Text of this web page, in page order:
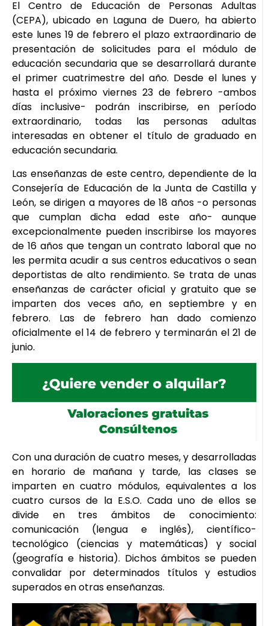
El Centro de Educación de Personas Adultas
(CEPA), ubicado en Laguna de Duero, ha abierto
este lunes 19 de febrero el plazo extraordinario de
presentación de solicitudes para el módulo de
educación secundaria que se desarrollará durante
el primer cuatrimestre del año. Desde el lunes y
hasta el próximo viernes 23 de febrero -ambos
días inclusive- podrán inscribirse, en período
extraordinario, todas las personas adultas
interesadas en obtener el título de graduado en
educación secundaria.
Las enseñanzas de este centro, dependiente de la
Consejería de Educación de la Junta de Castilla y
León, se dirigen a mayores de 18 años -o personas
que cumplan dicha edad este año- aunque
excepcionalmente pueden inscribirse los mayores
de 16 años que tengan un contrato laboral que no
les permita acudir a sus centros educativos o sean
deportistas de alto rendimiento. Se trata de unas
enseñanzas de carácter oficial y gratuito que se
imparten dos veces año, en septiembre y en
febrero. Las de febrero han dado comienzo
oficialmente el 14 de febrero y terminarán el 21 de
junio.
Con una duración de cuatro meses, y desarrolladas
en horario de mañana y tarde, las clases se
imparten en cuatro módulos, equivalentes a los
cuatro cursos de la E.S.O. Cada uno de ellos se
divide en tres ámbitos de conocimiento:
comunicación (lengua e inglés), científico-
tecnológico (ciencias y matemáticas) y social
(geografía e historia). Dichos ámbitos se pueden
convalidar por determinados títulos y estudios
superados en otras enseñanzas.